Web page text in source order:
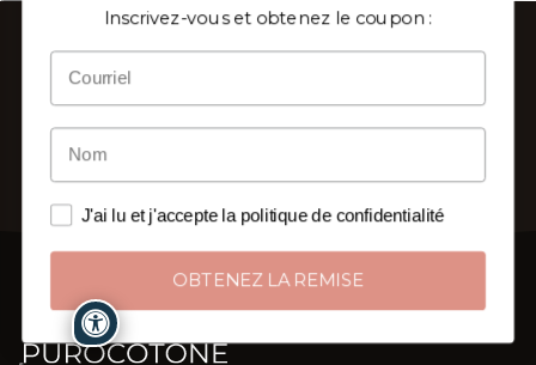
Inscrivez-vous et obtenez le coupon :
J'ai lu et j'accepte la politique de confidentialité
OBTENEZ LA REMISE